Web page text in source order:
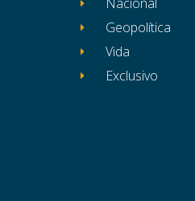
Geopolítica
Vida
Exclusivo